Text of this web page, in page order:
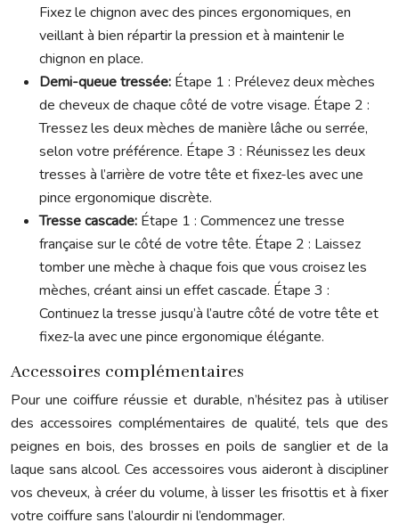
Fixez le chignon avec des pinces ergonomiques, en
veillant à bien répartir la pression et à maintenir le
chignon en place.
Demi-queue tressée: Étape 1 : Prélevez deux mèches
de cheveux de chaque côté de votre visage. Étape 2 :
Tressez les deux mèches de manière lâche ou serrée,
selon votre préférence. Étape 3 : Réunissez les deux
tresses à l’arrière de votre tête et fixez-les avec une
pince ergonomique discrète.
Tresse cascade: Étape 1 : Commencez une tresse
française sur le côté de votre tête. Étape 2 : Laissez
tomber une mèche à chaque fois que vous croisez les
mèches, créant ainsi un effet cascade. Étape 3 :
Continuez la tresse jusqu’à l’autre côté de votre tête et
fixez-la avec une pince ergonomique élégante.
Accessoires complémentaires
Pour une coiffure réussie et durable, n’hésitez pas à utiliser
des accessoires complémentaires de qualité, tels que des
peignes en bois, des brosses en poils de sanglier et de la
laque sans alcool. Ces accessoires vous aideront à discipliner
vos cheveux, à créer du volume, à lisser les frisottis et à fixer
votre coiffure sans l’alourdir ni l’endommager.